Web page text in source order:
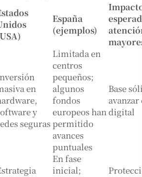
España
(ejemplos)
en
y
seguras
Limitada en
centros
pequeños;
algunos
fondos
europeos han
permitido
avances
puntuales
Base
digital
En fase
inicial;